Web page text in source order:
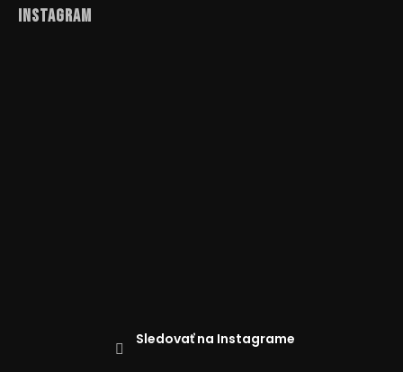
Instagram
Sledovať na Instagrame